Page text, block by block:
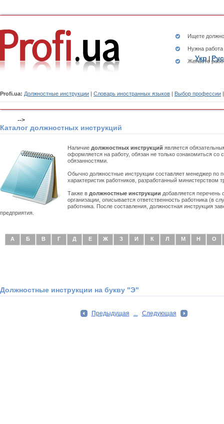
Ищете
Нужна
Желаете
Profi.ua: Должностные инструкции | Словарь иностранных языков | Выбор профессии
Укр| Рус
-->
Каталог должностных инструкций
Наличие должностных инструкций является
оформляется на работу, обязан не только ознакомиться
обязанностями.
Обычно должностные инструкции составляет менеджер по
характеристик работников, разработанный министерством
Также в должностные инструкции добавляется перечень
организации, описывается ответственность работника (в
работника. После составления, должностная инструкция
предприятия.
А Б В Г Д Е Ж З И К Л М Н О
Должностные инструкции на букву "Э"
Предыдущая ... Следующая